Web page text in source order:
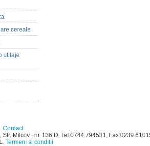
cereale
utilaje
Contact
Str. Milcov , nr. 136 D, Tel:0744.794531,
. Termeni si conditii